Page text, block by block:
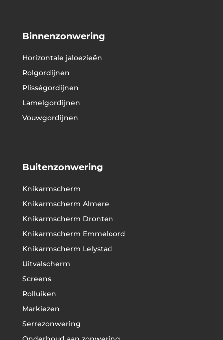
Binnenzonwering
Horizontale jaloezieën
Rolgordijnen
Plisségordijnen
Lamelgordijnen
Vouwgordijnen
Buitenzonwering
Knikarmscherm
Knikarmscherm Almere
Knikarmscherm Dronten
Knikarmscherm Emmeloord
Knikarmscherm Lelystad
Uitvalscherm
Screens
Rolluiken
Markiezen
Serrezonwering